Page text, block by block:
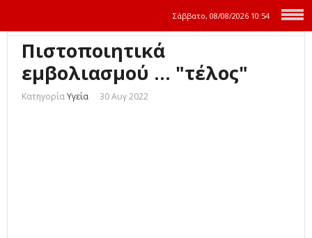
Σάββατο, 08/08/2026 10:54
Πιστοποιητικά
εμβολιασμού ... "τέλος"
ΚατηγορίαΥγεία 30 Αυγ 2022